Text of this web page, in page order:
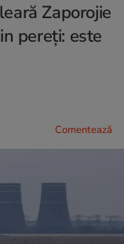
Zaporojie
pereți: este
Comentează